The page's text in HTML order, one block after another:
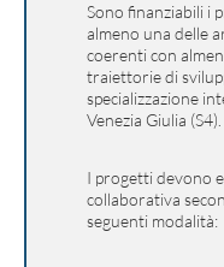
Sono finanziabili i
almeno una delle
coerenti con
traiettorie di
specializzazione
Venezia Giulia (S4).
I progetti devono
collaborativa
seguenti modalità: